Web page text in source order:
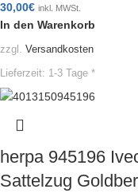
30,00€ inkl. MWSt.
In den Warenkorb
zzgl. Versandkosten
Lieferzeit: 1-3 Tage *
herpa 945196
Sattelzug